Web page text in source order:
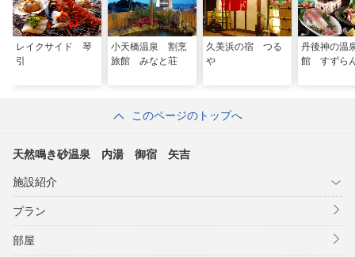
レイクサイド 琴
引
小天橋温泉 割烹
旅館 みなと荘
久美浜の宿 つる
や
丹後神の
館 すずら
このページのトップへ
天然鳴き砂温泉 内湯 御宿 矢吉
施設紹介
プラン
部屋